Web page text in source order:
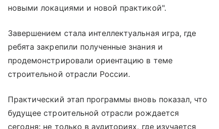
новыми локациями и новой практикой".
Завершением стала интеллектуальная игра, где
ребята закрепили полученные знания и
продемонстрировали ориентацию в теме
строительной отрасли России.
Практический этап программы вновь показал, что
будущее строительной отрасли рождается
сегодня: не только в аудиториях, где изучается